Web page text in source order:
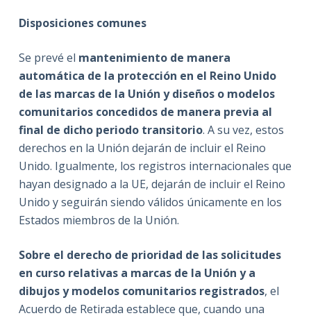
Disposiciones comunes
Se prevé el mantenimiento de manera
automática de la protección en el Reino Unido
de las marcas de la Unión y diseños o modelos
comunitarios concedidos de manera previa al
final de dicho periodo transitorio. A su vez, estos
derechos en la Unión dejarán de incluir el Reino
Unido. Igualmente, los registros internacionales que
hayan designado a la UE, dejarán de incluir el Reino
Unido y seguirán siendo válidos únicamente en los
Estados miembros de la Unión.
Sobre el derecho de prioridad de las solicitudes
en curso relativas a marcas de la Unión y a
dibujos y modelos comunitarios registrados, el
Acuerdo de Retirada establece que, cuando una